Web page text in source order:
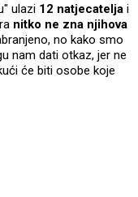
ulazi 12 natjecatelja i
nitko ne zna njihova
no kako smo
nam dati otkaz, jer ne
će biti osobe koje